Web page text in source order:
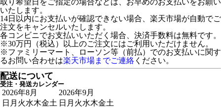
取り希望日をご指定の場合などは、お早めのお支払いをお願い
いたします。
14日以内にお支払いが確認できない場合、楽天市場が自動でご
注文をキャンセルいたします。
各コンビニでお支払いいただく場合、決済手数料は無料です。
※30万円（税込）以上のご注文にはご利用いただけません。
※ファミリーマート、ローソン等（前払）でのお支払いに関す
るお問い合わせは楽天市場までご連絡 ください。
配送について
受注・発送カレンダー
2026年8月
日 月 火水木金土
2026年9月
日 月 火水木金土